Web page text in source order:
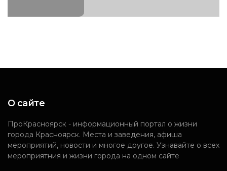
О сайте
ПроКрасноярск - информационный портал о жизни
города Красноярск. Места и заведения, афиша
мероприятий, новости и многое другое. Узнавайте о всех
мероприятния и жизни города на одном сайте